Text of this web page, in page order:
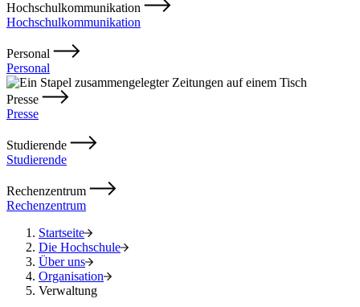
Hochschulkommunikation
Hochschulkommunikation
Personal
Personal
Presse
Presse
Studierende
Studierende
Rechenzentrum
Rechenzentrum
Startseite
Die Hochschule
Über uns
Organisation
Verwaltung